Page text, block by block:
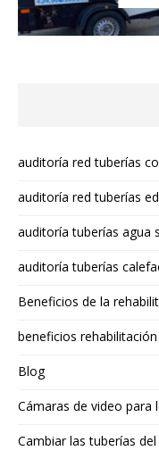
auditoría red tuberías
auditoría red tuberías
auditoría tuberías agua
auditoría tuberías
Beneficios de la
beneficios
Blog
Cámaras de video para
Cambiar las tuberías